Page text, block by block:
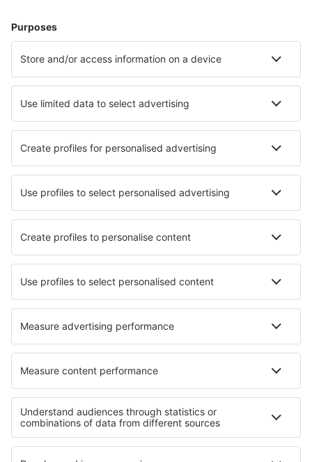
Unterkunft in Dierhagen Unterkunft in Lembruch
Die besten Unterkünfte - Städte
Unterkunft in Wengen Unterkunft Radlow
Unterkunft in Berlanga de Duero
Unterkunft in Can Sant Joan de Sant Cugat
Unterkunft in Le Lauzet-Ubaye Unterkunft in Gildersome
Unterkunft im Erzgebirge Unterkunft in Berchtesgaden
Unterkunft auf Rügen Unterkunft auf Usedom
Unterkunft in Drake Bay Unterkunft in Subcarpathian